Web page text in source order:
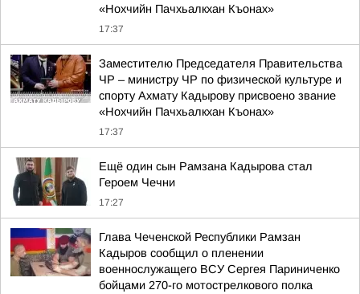
«Нохчийн Пачхьалкхан Къонах»
17:37
Заместителю Председателя Правительства
ЧР – министру ЧР по физической культуре и
спорту Ахмату Кадырову присвоено звание
«Нохчийн Пачхьалкхан Къонах»
17:37
Ещё один сын Рамзана Кадырова стал
Героем Чечни
17:27
Глава Чеченской Республики Рамзан
Кадыров сообщил о пленении
военнослужащего ВСУ Сергея Париниченко
бойцами 270-го мотострелкового полка